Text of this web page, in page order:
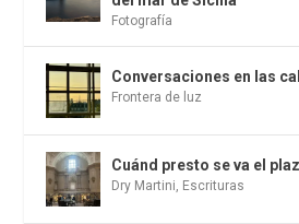
Fotografía
Conversaciones en las
Frontera de luz
Cuánd presto se va el
Dry Martini Escrituras